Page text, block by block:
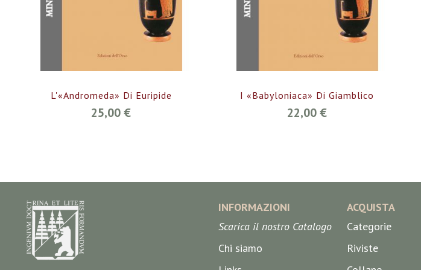
L'«Andromeda» Di Euripide
25,00 €
I «Babyloniaca» Di Giamblico
22,00 €
INFORMAZIONI
Scarica il nostro Catalogo
Chi siamo
ACQUISTA
Categorie
Riviste